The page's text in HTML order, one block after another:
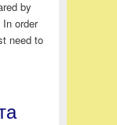
by
order
need to